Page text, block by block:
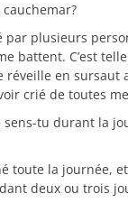
par plusieurs
battent. C’est
réveille en sursaut
crié de toutes
sens-tu durant la
toute la journée,
deux ou trois